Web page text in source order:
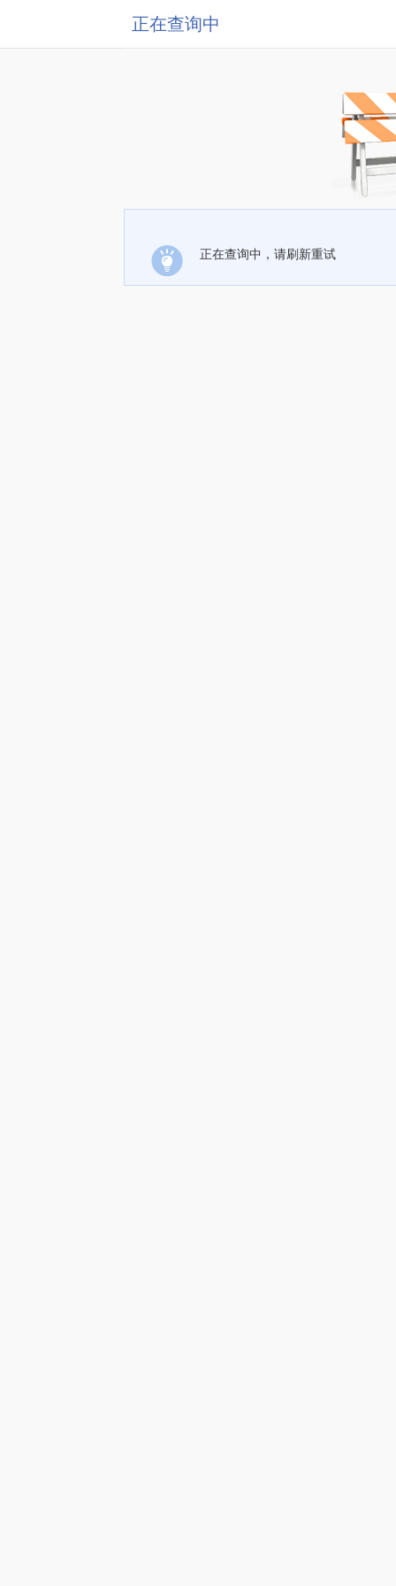
正在查询中
正在查询中，请刷新重试